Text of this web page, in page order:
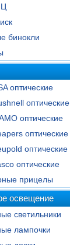
бинокли
оптические
оптические
оптические
оптические
оптические
оптические
прицелы
освещение
светильники
лампочки